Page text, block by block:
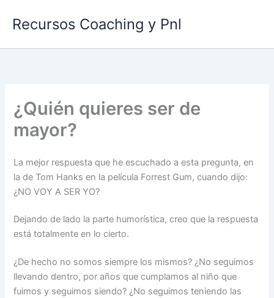
Recursos Coaching y Pnl
¿Quién quieres ser de
mayor?
La mejor respuesta que he escuchado a esta pregunta, en
la de Tom Hanks en la película Forrest Gum, cuando dijo:
¿NO VOY A SER YO?
Dejando de lado la parte humorística, creo que la respuesta
está totalmente en lo cierto.
¿De hecho no somos siempre los mismos? ¿No seguimos
llevando dentro, por años que cumplamos al niño que
fuimos y seguimos siendo? ¿No seguimos teniendo las